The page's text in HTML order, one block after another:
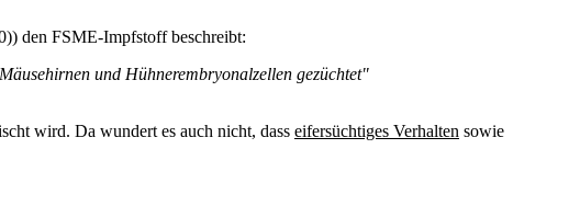
den FSME-Impfstoff beschreibt:
und Hühnerembryonalzellen gezüchtet"
wird. Da wundert es auch nicht, dass eifersüchtiges Verhalten sowie